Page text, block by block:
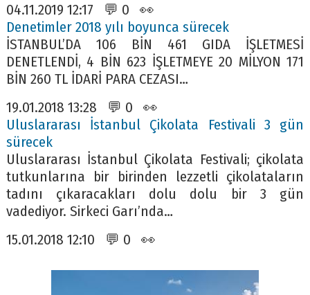
04.11.2019 12:17 💬 0 👀
Denetimler 2018 yılı boyunca sürecek
İSTANBUL’DA 106 BİN 461 GIDA İŞLETMESİ
DENETLENDİ, 4 BİN 623 İŞLETMEYE 20 MİLYON 171
BİN 260 TL İDARİ PARA CEZASI…
19.01.2018 13:28 💬 0 👀
Uluslararası İstanbul Çikolata Festivali 3 gün
sürecek
Uluslararası İstanbul Çikolata Festivali; çikolata
tutkunlarına bir birinden lezzetli çikolataların
tadını çıkaracakları dolu dolu bir 3 gün
vadediyor. Sirkeci Garı’nda…
15.01.2018 12:10 💬 0 👀